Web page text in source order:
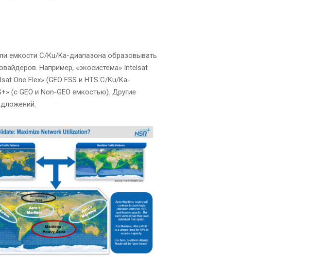
емкости C/Ku/Ka-диапазона образовывать
Например, «экосистема» Intelsat
One Flex» (GEO FSS и HTS C/Ku/Ka-
(с GEO и Non-GEO емкостью). Другие